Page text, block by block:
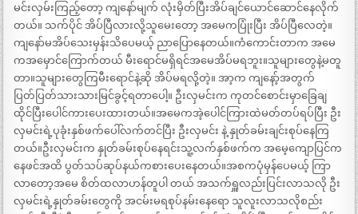
မင်းလှမ်းကြည့်တော့ ကျနော်မျက် လုံးမှိတ်ပြီးအိပ်ချင်ယောင်ဆောင်နေလိုက်
တယ်။ သက်ပိုင် အိပ်ပြီလားလို့သူမေးတော့ အမေကပြုံးပြီး အိပ်ပြီလေတဲ့။
ကျနော်မအိပ်သေးမှန်းသိပေမယ့် ညာပြောနေတယ်။ကံကောင်းတာက အမေ
ကအမှောင်ကြောက်တယ် မီးရောင်မရှိရင်အမေအိပ်မရဘူး။သူများတွေနဲ့မတူ
တာ။သူများတွေကြမီးရောင်နဲ့ဆို အိပ်မရလို့တဲ့။ အာ့က ကျနော့်အတွက်
ပြတ်ပြတ်သားသားမြင်ခွင့်ရတာပေါ့။ ဦးလှမင်းက ကုတင်စောင်းမှာခြေချ
ထိုင်ပြီးပေါင်ကားပေးထားတယ်။အမေကအဲ့ပေါင်ကြားထဲမတ်တပ်ရပ်ပြီး ဦး
လှမင်းရဲ့ပုခုံးနှစ်ဖက်ပေါ်လက်တင်ပြီး ဦးလှမင်း နဲ့ နှုတ်ခမ်းချင်းစုပ်နေကြ
တယ်။ဦးလှမင်းက နှုတ်ခမ်းစုပ်နေရင်းသူ့လက်နှစ်ဖက်က အမေ့ကျောပြင်က
နေဖင်အထိ ပွတ်သပ်ဆုပ်နယ်ကစားပေးနေတယ်။အစကပုံမှန်ပေမယ့် ကြာ
လာတော့အမေ စိတ်ထလာဟန်တူပါ တယ် အသက်ရှူလည်းပြင်းလာသလို ဦး
လှမင်းရဲ့နှုတ်ခမ်းတွေကို အငမ်းမရစုပ်နမ်းနေရော သူလူးလာသလိုစည်း